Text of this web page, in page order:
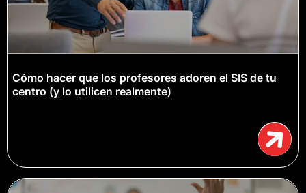
Cómo hacer que los profesores adoren el SIS de tu
centro (y lo utilicen realmente)